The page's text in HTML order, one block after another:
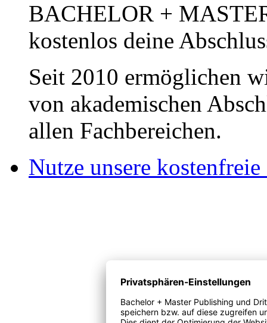
BACHELOR +
kostenlos deine
Seit 2010 ermöglichen
von akademischen
allen Fachbereichen.
Nutze unsere